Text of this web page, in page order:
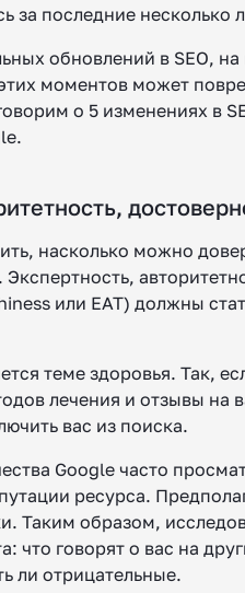
за последние несколько
обновлений в SEO,
моментов может
о 5 изменениях в
насколько можно
или EAT) должны
теме здоровья. Так,
лечения и отзывы на
вас из поиска.
Google часто
ресурса.
Таким образом,
что говорят о вас на
ли отрицательные.